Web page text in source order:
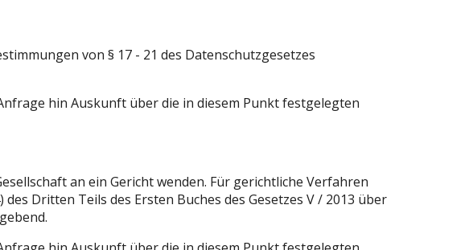
von § 17 - 21 des Datenschutzgesetzes
hin Auskunft über die in diesem Punkt festgelegten
an ein Gericht wenden. Für gerichtliche Verfahren
Dritten Teils des Ersten Buches des Gesetzes V / 2013 über